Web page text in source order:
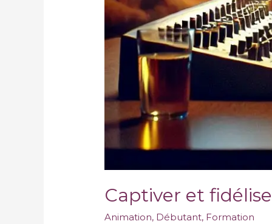
Captiver et
Animation, Débutant, Formation